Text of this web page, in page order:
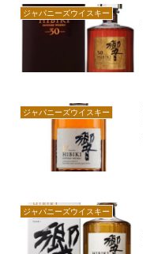
ジャパニーズウイスキー
ジャパニーズウイスキー
ジャパニーズウイスキー